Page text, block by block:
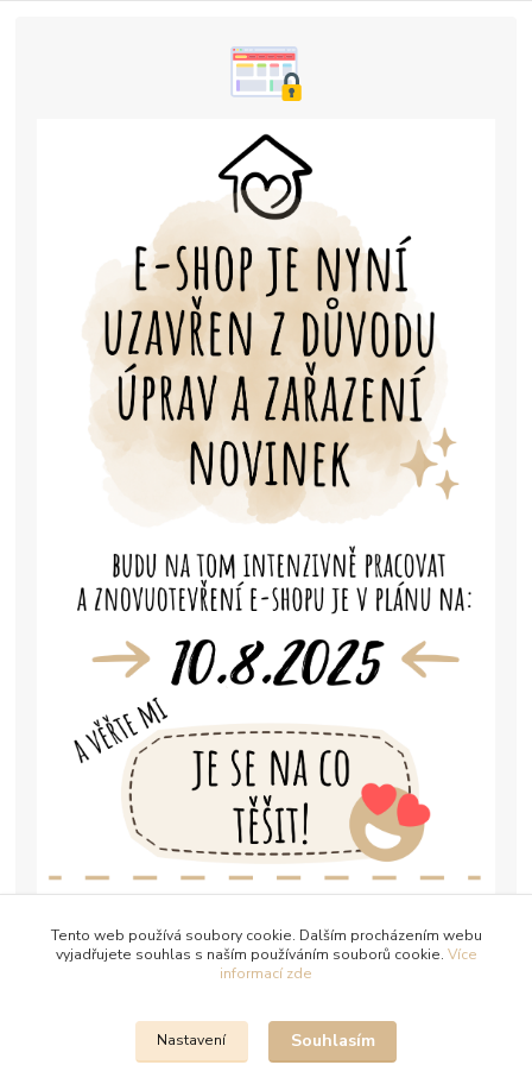
Tento web používá soubory cookie. Dalším procházením webu
vyjadřujete souhlas s naším používáním souborů cookie. Více
informací zde
Nastavení Souhlasím